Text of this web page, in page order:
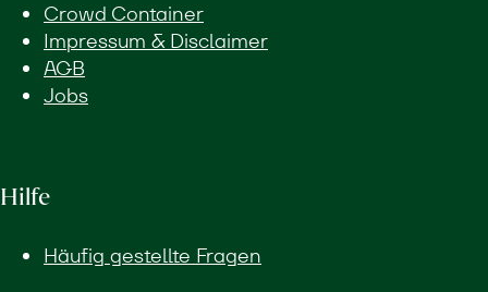
Crowd Container
Impressum & Disclaimer
AGB
Jobs
Hilfe
Häufig gestellte Fragen